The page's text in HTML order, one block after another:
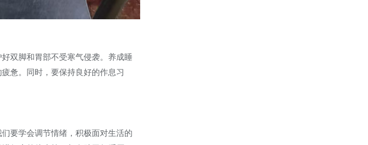
双脚和胃部不受寒气侵袭。养成睡
惫。同时，要保持良好的作息习
要学会调节情绪，积极面对生活的